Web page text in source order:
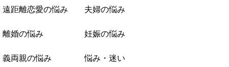
遠距離恋愛の悩み 夫婦の悩み
離婚の悩み 妊娠の悩み
義両親の悩み 悩み・迷い